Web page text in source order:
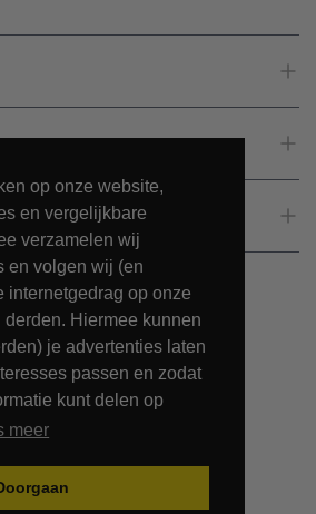
op onze website,
en vergelijkbare
verzamelen wij
en volgen wij (en
internetgedrag op onze
Hiermee kunnen
je advertenties laten
passen en zodat
kunt delen op
meer